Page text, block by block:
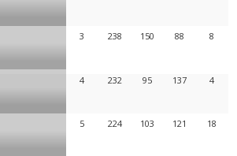
3 238 150 88 8
4 232 95 137 4
5 224 103 121 18